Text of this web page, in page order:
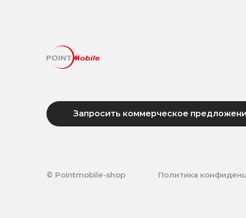
© Pointmobile-shop Политика
Запросить коммерческое